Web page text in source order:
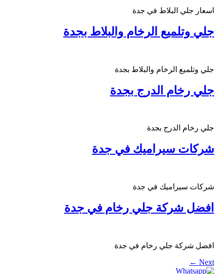
اسعار جلي البلاط في جدة
جلي وتلميع الرخام والبلاط بجدة
جلي وتلميع الرخام والبلاط بجدة
جلي رخام الدرج بجدة
جلي رخام الدرج بجدة
شركات سيراميك في جدة
شركات سيراميك في جدة
افضل شركة جلي رخام في جدة
افضل شركة جلي رخام في جدة
Next
←